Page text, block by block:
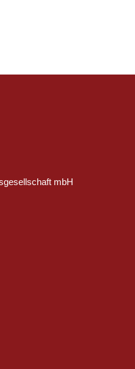
mbH